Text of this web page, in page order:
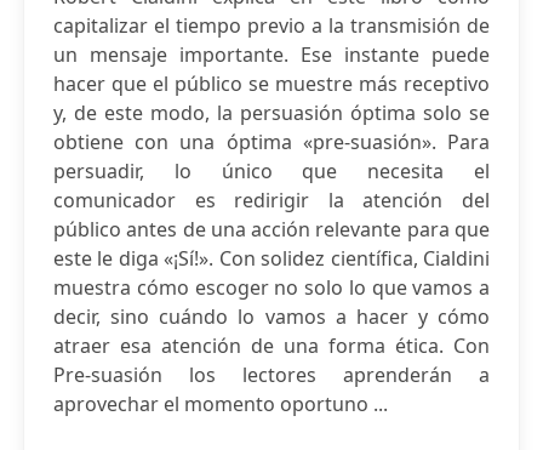
capitalizar el tiempo previo a la transmisión de
un mensaje importante. Ese instante puede
hacer que el público se muestre más receptivo
y, de este modo, la persuasión óptima solo se
obtiene con una óptima «pre-suasión». Para
persuadir, lo único que necesita el
comunicador es redirigir la atención del
público antes de una acción relevante para que
este le diga «¡Sí!». Con solidez científica, Cialdini
muestra cómo escoger no solo lo que vamos a
decir, sino cuándo lo vamos a hacer y cómo
atraer esa atención de una forma ética. Con
Pre-suasión los lectores aprenderán a
aprovechar el momento oportuno ...